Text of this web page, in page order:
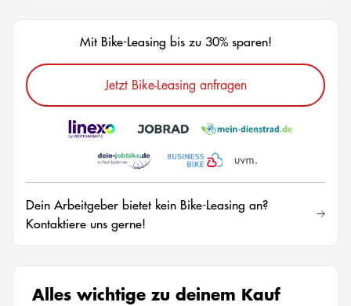
Mit Bike-Leasing bis zu 30% sparen!
Jetzt Bike-Leasing anfragen
Dein Arbeitgeber bietet kein Bike-Leasing an?
Kontaktiere uns gerne!
Alles wichtige zu deinem Kauf